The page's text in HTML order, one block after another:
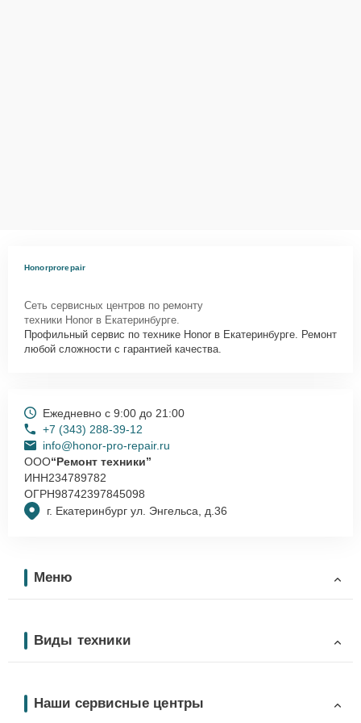
Honorprorepair
Сеть сервисных центров по ремонту
техники Honor в Екатеринбурге.
Профильный сервис по технике Honor в Екатеринбурге. Ремонт
любой сложности с гарантией качества.
г. Екатеринбург ул. Энгельса, д.36
Ежедневно с 9:00 до 21:00
+7 (343) 288-39-12
info@honor-pro-repair.ru
ООО“Ремонт техники”
ИНН234789782
ОГРН98742397845098
Меню
Виды техники
Наши сервисные центры